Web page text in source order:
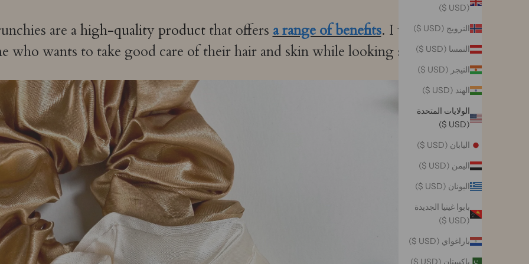
(USD $)
النرويج (USD $)
النمسا (USD $)
النيجر (USD $)
الهند (USD $)
الولايات المتحدة
(USD $)
اليابان (USD $)
اليمن (USD $)
اليونان (USD $)
بابوا غينيا الجديدة
(USD $)
باراغواي (USD $)
باكستان (USD $)
are ahigh-quality productthat offers a range of benefits. I would
who wants to take good care of their hair and skin while looking stylish.